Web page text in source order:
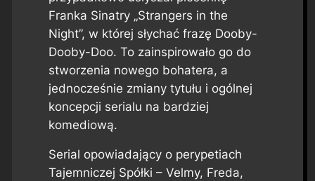
Franka Sinatry „Strangers in the
Night”, w której słychać frazę Dooby-
Dooby-Doo. To zainspirowało go do
stworzenia nowego bohatera, a
jednocześnie zmiany tytułu i ogólnej
koncepcji serialu na bardziej
komediową.
Serial opowiadający o perypetiach
Tajemniczej Spółki – Velmy, Freda,